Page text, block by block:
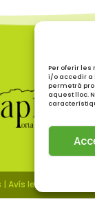
Per oferir
i/o accedir a
permetrà
aquest lloc.
Avís legal | Política